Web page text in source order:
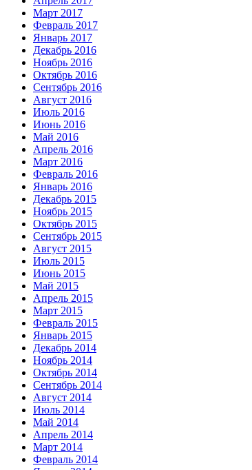
Март 2017
Февраль 2017
Январь 2017
Декабрь 2016
Ноябрь 2016
Октябрь 2016
Сентябрь 2016
Август 2016
Июль 2016
Июнь 2016
Май 2016
Апрель 2016
Март 2016
Февраль 2016
Январь 2016
Декабрь 2015
Ноябрь 2015
Октябрь 2015
Сентябрь 2015
Август 2015
Июль 2015
Июнь 2015
Май 2015
Апрель 2015
Март 2015
Февраль 2015
Январь 2015
Декабрь 2014
Ноябрь 2014
Октябрь 2014
Сентябрь 2014
Август 2014
Июль 2014
Май 2014
Апрель 2014
Март 2014
Февраль 2014